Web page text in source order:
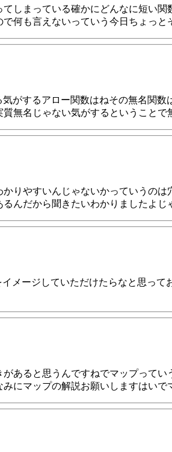
しまっている確かにどんなに短い
何も言えないっていう今日ちょっと
がするアロー関数はねその無名関
無名じゃない気がするということで
りやすいんじゃないかっていうの
んだから聞きたいわかりましたよじ
メージしていただけたらなと思っ
あると思うんですねでマップって
にマップの解説お願いしますはいで